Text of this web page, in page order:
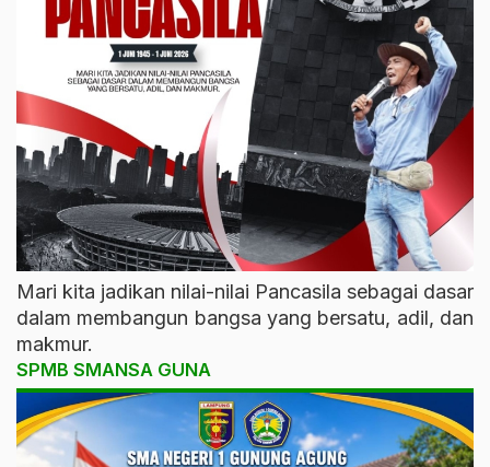
Mari kita jadikan nilai-nilai Pancasila sebagai dasar
dalam membangun bangsa yang bersatu, adil, dan
makmur.
SPMB SMANSA GUNA